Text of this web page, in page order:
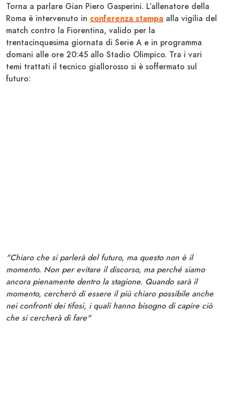
Torna a parlare Gian Piero Gasperini. L’allenatore della
Roma è intervenuto in conferenza stampa alla vigilia del
match contro la Fiorentina, valido per la
trentacinquesima giornata di Serie A e in programma
domani alle ore 20:45 allo Stadio Olimpico. Tra i vari
temi trattati il tecnico giallorosso si è soffermato sul
futuro:
"Chiaro che si parlerà del futuro, ma questo non è il
momento. Non per evitare il discorso, ma perché siamo
ancora pienamente dentro la stagione. Quando sarà il
momento, cercherò di essere il più chiaro possibile anche
nei confronti dei tifosi, i quali hanno bisogno di capire ciò
che si cercherà di fare"